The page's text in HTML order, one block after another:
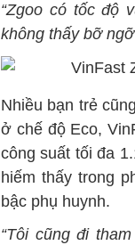
“Zgoo có tốc độ
không thấy bỡ
Nhiều bạn trẻ
ở chế độ Eco,
công suất tối đa
hiếm thấy trong
bậc phụ huynh.
“Tôi cũng đi